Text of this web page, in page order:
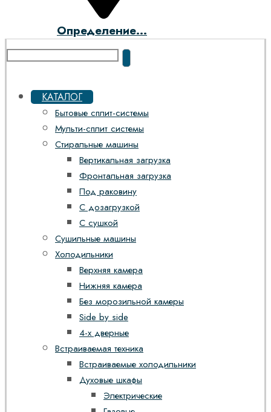
Определение...
КАТАЛОГ
Бытовые сплит-системы
Мульти-сплит системы
Стиральные машины
Вертикальная загрузка
Фронтальная загрузка
Под раковину
С дозагрузкой
С сушкой
Сушильные машины
Холодильники
Верхняя камера
Нижняя камера
Без морозильной камеры
Side by side
4-х дверные
Встраиваемая техника
Встраиваемые холодильники
Духовые шкафы
Электрические